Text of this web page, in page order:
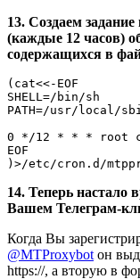
13. Создаем
(каждые 12 часов)
содержащихся в
(cat<<-EOF
SHELL=/bin/sh
PATH=/usr/
0 */12 * * * root
EOF
14. Теперь настало
Вашем Телеграм-
Когда Вы
@MTProxybot он
https://, а вторую в